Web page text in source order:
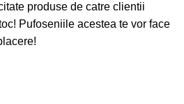
produse de catre clientii
Pufoseniile acestea te vor face